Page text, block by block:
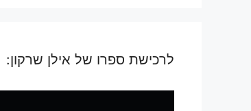
לרכישת ספרו של אילן שרקון: